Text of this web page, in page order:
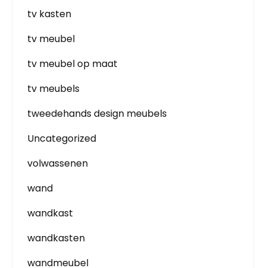
tv kasten
tv meubel
tv meubel op maat
tv meubels
tweedehands design meubels
Uncategorized
volwassenen
wand
wandkast
wandkasten
wandmeubel